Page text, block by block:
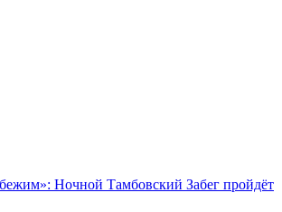
Ночной Тамбовский Забег пройдёт